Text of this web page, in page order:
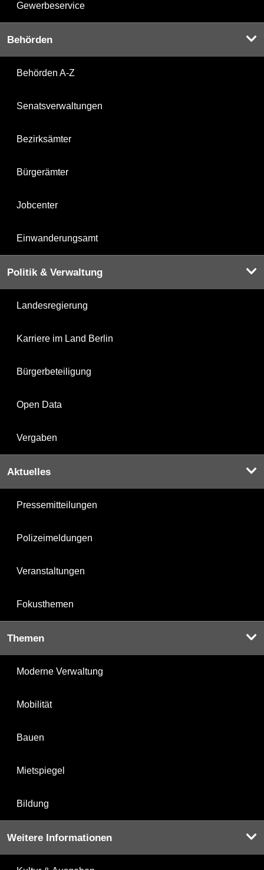
Gewerbeservice
Behörden
Behörden A-Z
Senatsverwaltungen
Bezirksämter
Bürgerämter
Jobcenter
Einwanderungsamt
Politik & Verwaltung
Landesregierung
Karriere im Land Berlin
Bürgerbeteiligung
Open Data
Vergaben
Aktuelles
Pressemitteilungen
Polizeimeldungen
Veranstaltungen
Fokusthemen
Themen
Moderne Verwaltung
Mobilität
Bauen
Mietspiegel
Bildung
Weitere Informationen